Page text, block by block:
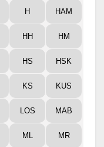
H HAM
HH HM
HS HSK
KS KUS
LOS MAB
ML MR